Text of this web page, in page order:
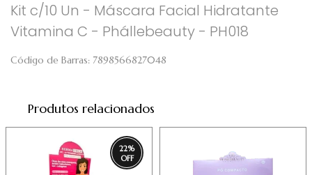
Kit c/10 Un - Máscara Facial Hidratante
Vitamina C - Phállebeauty - PH018
Código de Barras: 7898566827048
Produtos relacionados
22%